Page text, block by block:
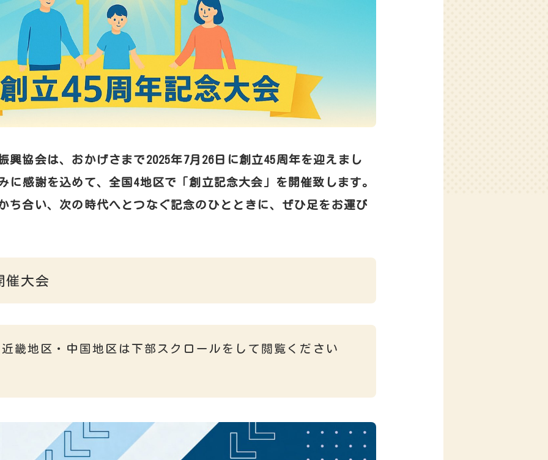
興協会は、おかげさまで2025年7月26日に創立45周年を迎えまし
に感謝を込めて、全国4地区で「創立記念大会」を開催致します。
ち合い、次の時代へとつなぐ記念のひとときに、ぜひ足をお運び
大会
畿地区・中国地区は下部スクロールをして閲覧ください